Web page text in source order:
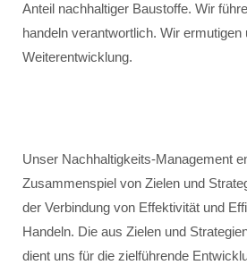
Anteil nachhaltiger Baustoffe. Wir
handeln verantwortlich. Wir ermutigen
Weiterentwicklung.
Unser Nachhaltigkeits-Management
Zusammenspiel von Zielen und
der Verbindung von Effektivität und
Handeln. Die aus Zielen und
dient uns für die zielführende